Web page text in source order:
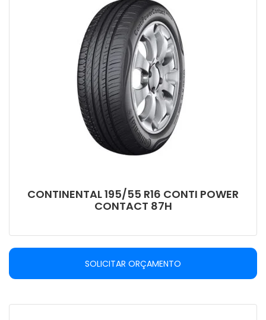
CONTINENTAL 195/55 R16 CONTI POWER
CONTACT 87H
SOLICITAR ORÇAMENTO